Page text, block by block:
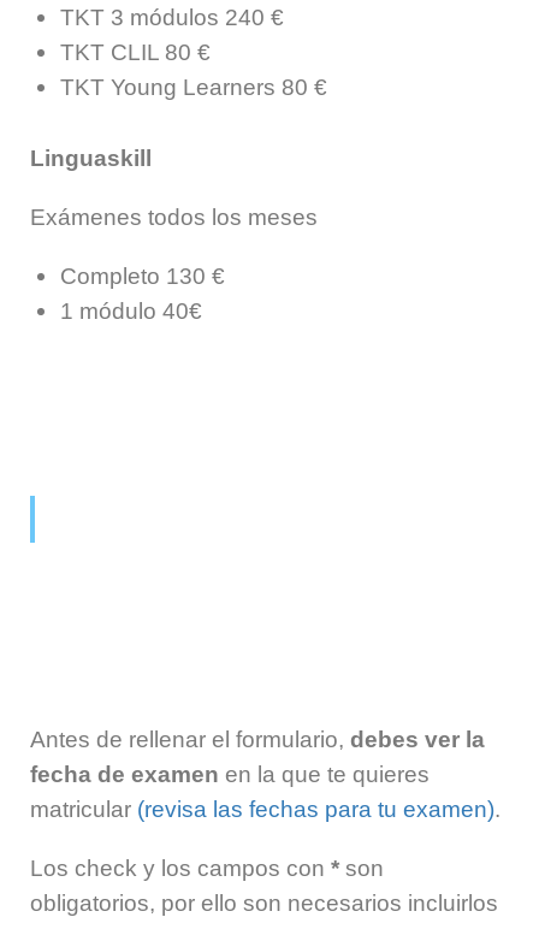
TKT 3 módulos 240 €
TKT CLIL 80 €
TKT Young Learners 80 €
Linguaskill
Exámenes todos los meses
Completo 130 €
1 módulo 40€
Antes de rellenar el formulario, debes ver la
fecha de examen en la que te quieres
matricular (revisa las fechas para tu examen).
Los check y los campos con * son
obligatorios, por ello son necesarios incluirlos